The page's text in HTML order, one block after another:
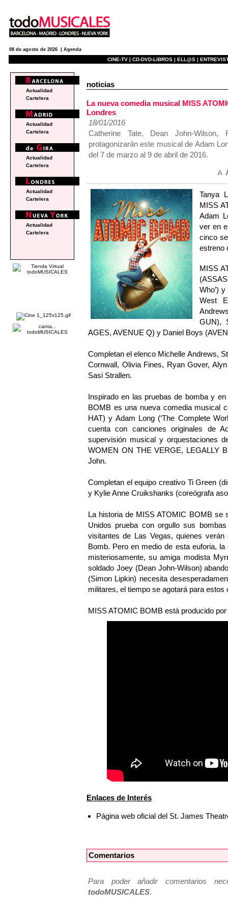
08 de agosto de 2026 | Agenda
CINE-TV | CD-DVD-LIBROS | ELL@S |
noticias
La nueva comedia musical MISS
Londres
18/01/2016
Catherine Tate, Dean John-
protagonizarán este musical de Adam
del 7 de marzo al 9 de abril de 2016.
Tanya
MISS
Adam
ver en
cinco
estreno
MISS
Who’)
West
GUN),
AGES, AVENUE Q) y Daniel Boys
Completan el elenco Michelle Andrews,
Cornwall, Olivia Fines, Ryan Gover,
Sasi Strallen.
Inspirado en las pruebas de bomba y
BOMB es una nueva comedia musical
HAT) y Adam Long (‘The Complete
cuenta con canciones originales de
supervisión musical y orquestaciones
WOMEN ON THE VERGE, LEGALLY
John.
Completan el equipo creativo Ti Green
y Kylie Anne Cruikshanks (coreógrafa
La historia de MISS ATOMIC BOMB se
Unidos prueba con orgullo sus
visitantes de Las Vegas, quienes
Bomb. Pero en medio de esta euforia,
misteriosamente, su amiga modista
soldado Joey (Dean John-Wilson)
(Simon Lipkin) necesita
militares, el tiempo se agotará para estos
MISS ATOMIC BOMB está producido
Enlaces de Interés
Página web oficial del St. James
Comentarios
Para poder añadir comentarios
todoMUSICALES.
Actualidad
Cartelera
Actualidad
Cartelera
Actualidad
Cartelera
Actualidad
Cartelera
Actualidad
Cartelera